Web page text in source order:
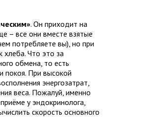
. Он приходит на
– все они вместе взятые
потребляете вы), но при
хлеба. Что это за
обмена, то есть
покоя. При высокой
энергозатрат,
веса. Пожалуй, именно
у эндокринолога,
скорость основного